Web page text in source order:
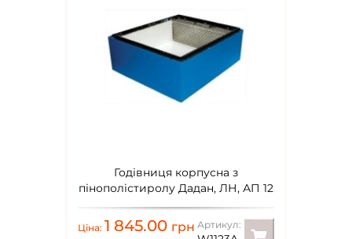
Годівниця корпусна з
пінополістиролу Дадан, ЛН, АП 12
рамок
Ціна: 1 845.00 грн Артикул: